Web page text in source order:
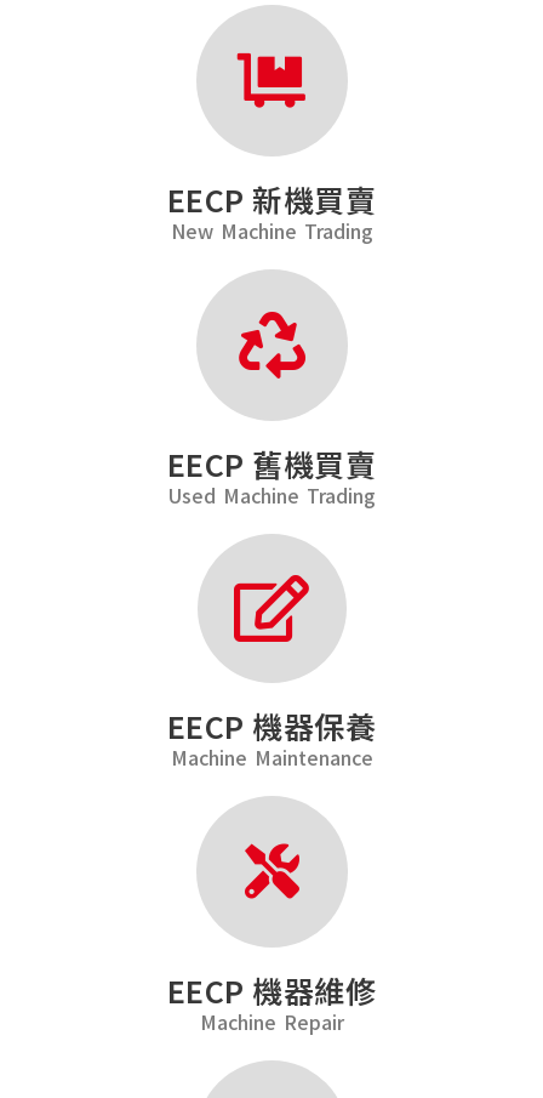
EECP 新機買賣
New Machine Trading
EECP 舊機買賣
Used Machine Trading
EECP 機器保養
Machine Maintenance
EECP 機器維修
Machine Repair